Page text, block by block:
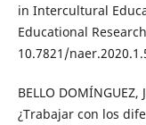
in Intercultural
Educational
10.7821/
BELLO
¿Trabajar con los